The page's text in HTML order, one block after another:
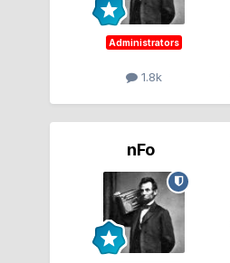
Administrators
1.8k
nFo